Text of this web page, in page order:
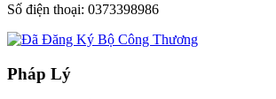
Số điện thoại: 0373398986
Pháp Lý